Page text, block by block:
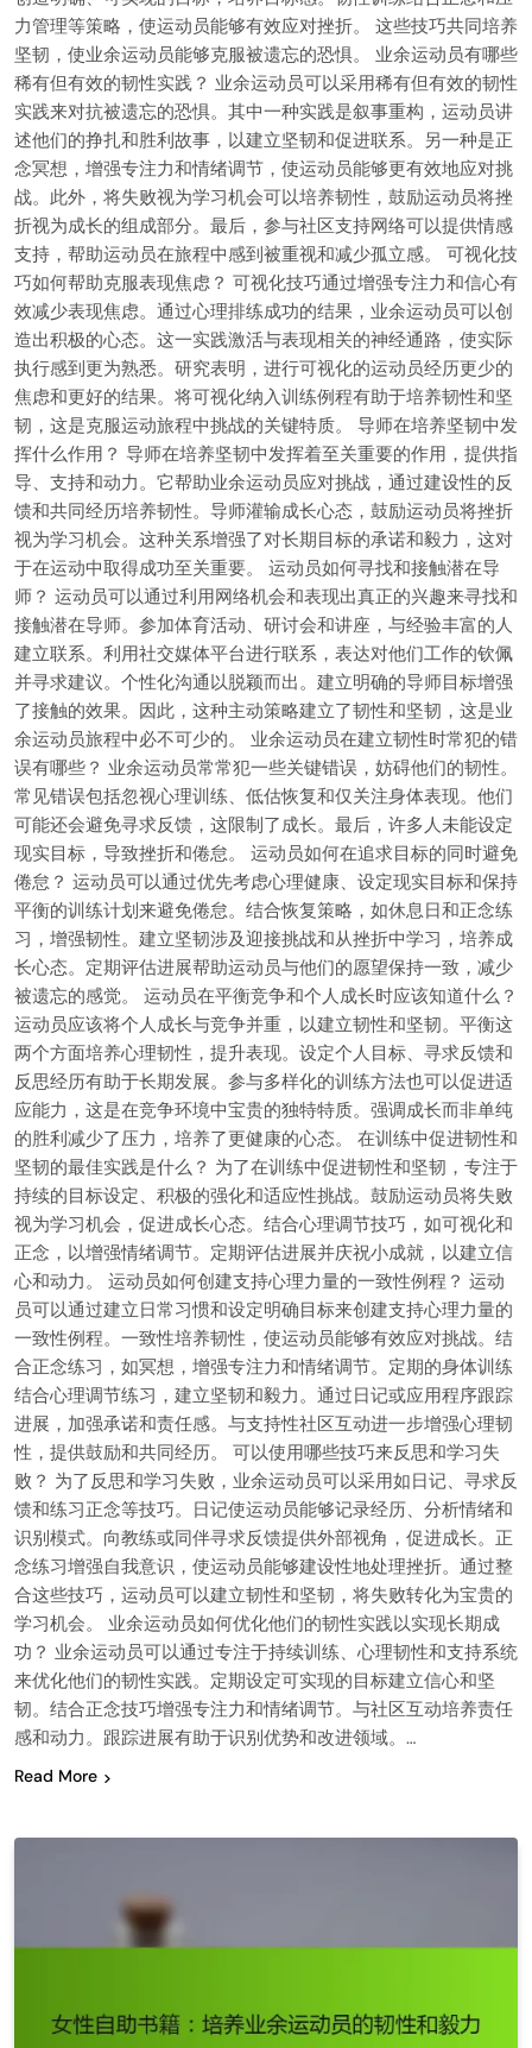
力管理等策略，使运动员能够有效应对挫折。 这些技巧共同培养
坚韧，使业余运动员能够克服被遗忘的恐惧。 业余运动员有哪些
稀有但有效的韧性实践？ 业余运动员可以采用稀有但有效的韧性
实践来对抗被遗忘的恐惧。其中一种实践是叙事重构，运动员讲
述他们的挣扎和胜利故事，以建立坚韧和促进联系。另一种是正
念冥想，增强专注力和情绪调节，使运动员能够更有效地应对挑
战。此外，将失败视为学习机会可以培养韧性，鼓励运动员将挫
折视为成长的组成部分。最后，参与社区支持网络可以提供情感
支持，帮助运动员在旅程中感到被重视和减少孤立感。 可视化技
巧如何帮助克服表现焦虑？ 可视化技巧通过增强专注力和信心有
效减少表现焦虑。通过心理排练成功的结果，业余运动员可以创
造出积极的心态。这一实践激活与表现相关的神经通路，使实际
执行感到更为熟悉。研究表明，进行可视化的运动员经历更少的
焦虑和更好的结果。将可视化纳入训练例程有助于培养韧性和坚
韧，这是克服运动旅程中挑战的关键特质。 导师在培养坚韧中发
挥什么作用？ 导师在培养坚韧中发挥着至关重要的作用，提供指
导、支持和动力。它帮助业余运动员应对挑战，通过建设性的反
馈和共同经历培养韧性。导师灌输成长心态，鼓励运动员将挫折
视为学习机会。这种关系增强了对长期目标的承诺和毅力，这对
于在运动中取得成功至关重要。 运动员如何寻找和接触潜在导
师？ 运动员可以通过利用网络机会和表现出真正的兴趣来寻找和
接触潜在导师。参加体育活动、研讨会和讲座，与经验丰富的人
建立联系。利用社交媒体平台进行联系，表达对他们工作的钦佩
并寻求建议。个性化沟通以脱颖而出。建立明确的导师目标增强
了接触的效果。因此，这种主动策略建立了韧性和坚韧，这是业
余运动员旅程中必不可少的。 业余运动员在建立韧性时常犯的错
误有哪些？ 业余运动员常常犯一些关键错误，妨碍他们的韧性。
常见错误包括忽视心理训练、低估恢复和仅关注身体表现。他们
可能还会避免寻求反馈，这限制了成长。最后，许多人未能设定
现实目标，导致挫折和倦怠。 运动员如何在追求目标的同时避免
倦怠？ 运动员可以通过优先考虑心理健康、设定现实目标和保持
平衡的训练计划来避免倦怠。结合恢复策略，如休息日和正念练
习，增强韧性。建立坚韧涉及迎接挑战和从挫折中学习，培养成
长心态。定期评估进展帮助运动员与他们的愿望保持一致，减少
被遗忘的感觉。 运动员在平衡竞争和个人成长时应该知道什么？
运动员应该将个人成长与竞争并重，以建立韧性和坚韧。平衡这
两个方面培养心理韧性，提升表现。设定个人目标、寻求反馈和
反思经历有助于长期发展。参与多样化的训练方法也可以促进适
应能力，这是在竞争环境中宝贵的独特特质。强调成长而非单纯
的胜利减少了压力，培养了更健康的心态。 在训练中促进韧性和
坚韧的最佳实践是什么？ 为了在训练中促进韧性和坚韧，专注于
持续的目标设定、积极的强化和适应性挑战。鼓励运动员将失败
视为学习机会，促进成长心态。结合心理调节技巧，如可视化和
正念，以增强情绪调节。定期评估进展并庆祝小成就，以建立信
心和动力。 运动员如何创建支持心理力量的一致性例程？ 运动
员可以通过建立日常习惯和设定明确目标来创建支持心理力量的
一致性例程。一致性培养韧性，使运动员能够有效应对挑战。结
合正念练习，如冥想，增强专注力和情绪调节。定期的身体训练
结合心理调节练习，建立坚韧和毅力。通过日记或应用程序跟踪
进展，加强承诺和责任感。与支持性社区互动进一步增强心理韧
性，提供鼓励和共同经历。 可以使用哪些技巧来反思和学习失
败？ 为了反思和学习失败，业余运动员可以采用如日记、寻求反
馈和练习正念等技巧。日记使运动员能够记录经历、分析情绪和
识别模式。向教练或同伴寻求反馈提供外部视角，促进成长。正
念练习增强自我意识，使运动员能够建设性地处理挫折。通过整
合这些技巧，运动员可以建立韧性和坚韧，将失败转化为宝贵的
学习机会。 业余运动员如何优化他们的韧性实践以实现长期成
功？ 业余运动员可以通过专注于持续训练、心理韧性和支持系统
来优化他们的韧性实践。定期设定可实现的目标建立信心和坚
韧。结合正念技巧增强专注力和情绪调节。与社区互动培养责任
感和动力。跟踪进展有助于识别优势和改进领域。…
Read More